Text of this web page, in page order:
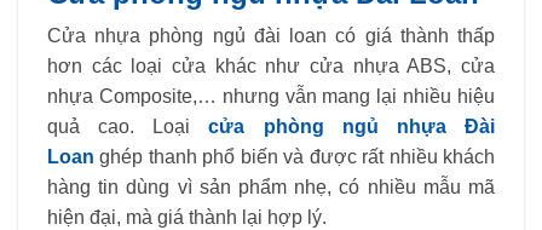
Cửa nhựa phòng ngủ đài loan có giá thành thấp
hơn các loại cửa khác như cửa nhựa ABS, cửa
nhựa Composite,… nhưng vẫn mang lại nhiều hiệu
quả cao. Loạicửa phòng ngủ nhựa Đài
Loan ghép thanh phổ biến và được rất nhiều khách
hàng tin dùng vì sản phẩm nhẹ, có nhiều mẫu mã
hiện đại, mà giá thành lại hợp lý.